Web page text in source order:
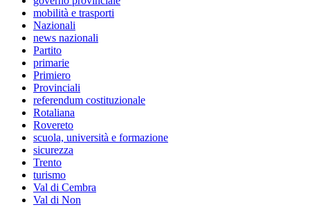
mobilità e trasporti
Nazionali
news nazionali
Partito
primarie
Primiero
Provinciali
referendum costituzionale
Rotaliana
Rovereto
scuola, università e formazione
sicurezza
Trento
turismo
Val di Cembra
Val di Non